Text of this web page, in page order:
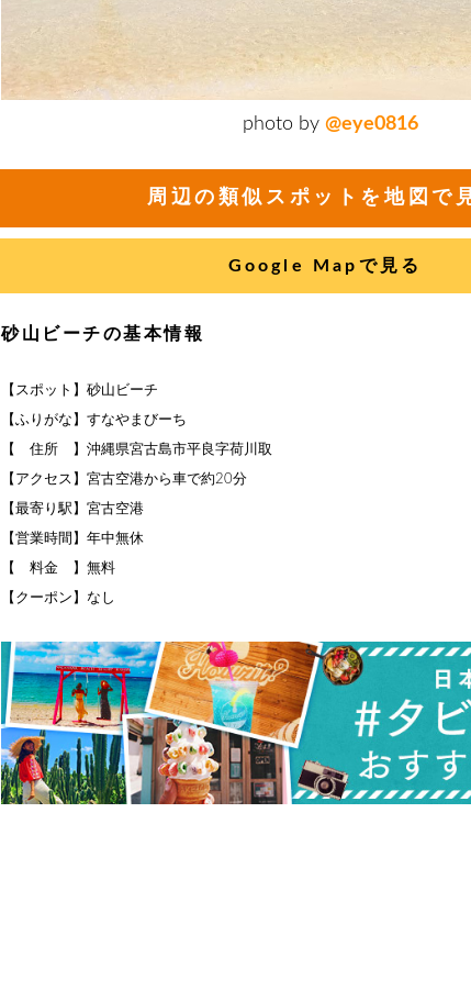
photo by @eye0816
周辺の類似スポットを地図で
Google Mapで見る
砂山ビーチの基本情報
【スポット】砂山ビーチ
【ふりがな】すなやまびーち
【 住所 】沖縄県宮古島市平良字荷川取
【アクセス】宮古空港から車で約20分
【最寄り駅】宮古空港
【営業時間】年中無休
【 料金 】無料
【クーポン】なし